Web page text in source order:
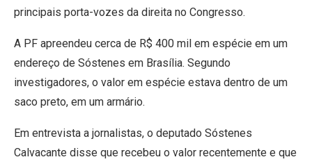
principais porta-vozes da direita no Congresso.
A PF apreendeu cerca de R$ 400 mil em espécie em um
endereço de Sóstenes em Brasília. Segundo
investigadores, o valor em espécie estava dentro de um
saco preto, em um armário.
Em entrevista a jornalistas, o deputado Sóstenes
Calvacante disse que recebeu o valor recentemente e que